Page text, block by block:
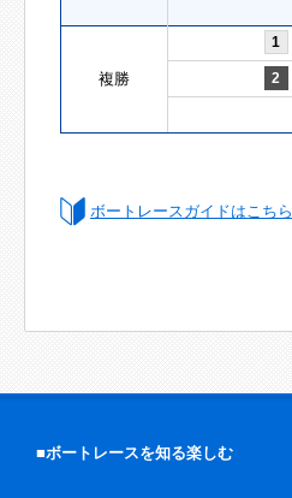
複勝
1
2
ボートレースガイドはこちら
■ボートレースを知る楽しむ